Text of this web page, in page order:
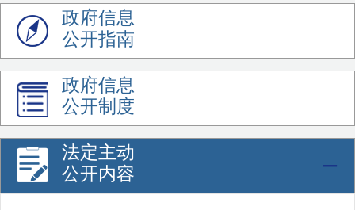
政府信息
公开指南
政府信息
公开制度
法定主动
公开内容